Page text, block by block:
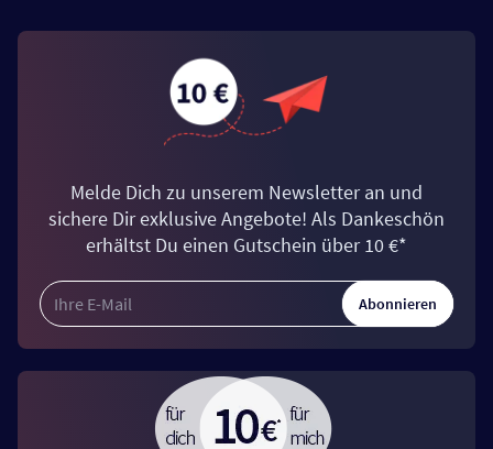
Melde Dich zu unserem Newsletter an und
sichere Dir exklusive Angebote! Als Dankeschön
erhältst Du einen Gutschein über 10 €*
Abonnieren